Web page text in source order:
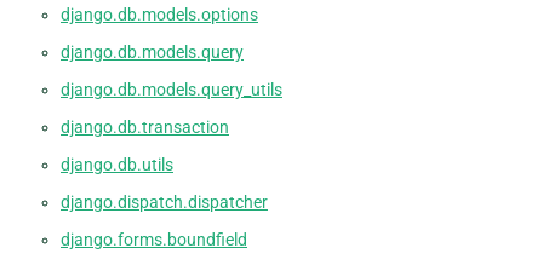
django.db.models.options
django.db.models.query
django.db.models.query_utils
django.db.transaction
django.db.utils
django.dispatch.dispatcher
django.forms.boundfield